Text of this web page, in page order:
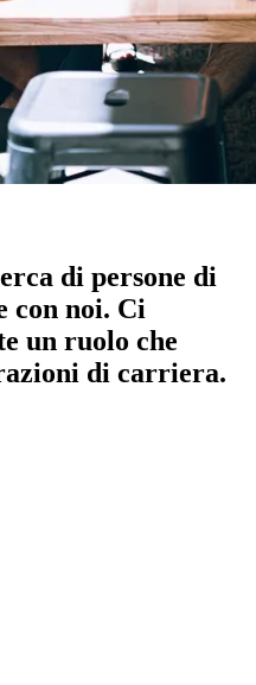
di persone di
con noi. Ci
un ruolo che
di carriera.